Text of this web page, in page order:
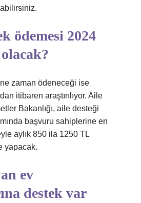
ödemesi 2024
zaman ödeneceği ise
itibaren araştırılıyor. Aile
Bakanlığı, aile desteği
başvuru sahiplerine en
aylık 850 ila 1250 TL
yapacak.
ev
destek var